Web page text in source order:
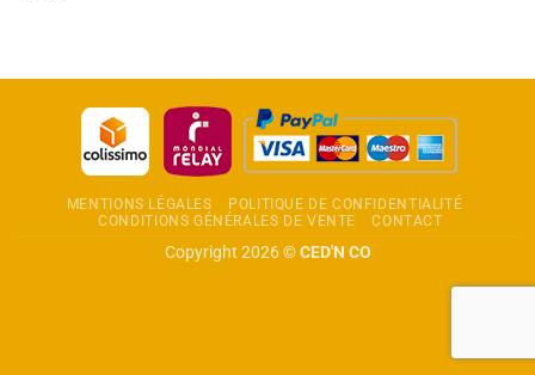
MENTIONS LÉGALES
POLITIQUE DE CONFIDENTIALITÉ
CONDITIONS GÉNÉRALES DE VENTE
CONTACT
Copyright 2026 ©CED'N CO